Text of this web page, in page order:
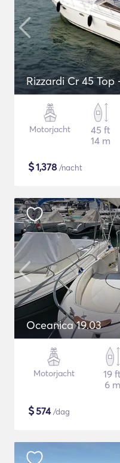
Rizzardi Cr 45
Motorjacht
45 ft
14 m
$1,378 /nacht
Oceanica 19.03
Motorjacht
19
6 m
$574/dag